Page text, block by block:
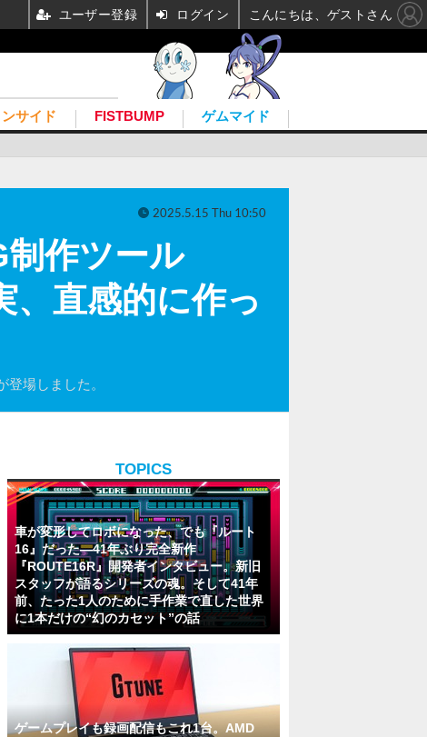
ンサイド FISTBUMP ゲムマイド
作ツール
、直感的に作っ
場しました。
2025.5.15 Thu 10:50
TOPICS
車が変形してロボになった、でも『ルート
16』だった―41年ぶり完全新作
『ROUTE16R』開発者インタビュー。新旧
スタッフが語るシリーズの魂。そして41年
前、たった1人のために手作業で直した世界
に1本だけの“幻のカセット”の話
ゲームプレイも録画配信もこれ1台。AMD
ユーザー登録 ログイン こんにちは、ゲストさん